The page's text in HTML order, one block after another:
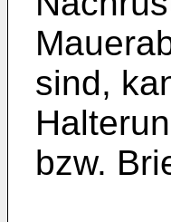
sind,
bzw.